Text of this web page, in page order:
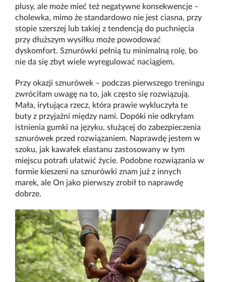
plusy, ale może mieć też negatywne konsekwencje –
cholewka, mimo że standardowo nie jest ciasna, przy
stopie szerszej lub takiej z tendencją do puchnięcia
przy dłuższym wysiłku może powodować
dyskomfort. Sznurówki pełnią tu minimalną rolę, bo
nie da się zbyt wiele wyregulować naciągiem.
Przy okazji sznurówek – podczas pierwszego treningu
zwróciłam uwagę na to, jak często się rozwiązują.
Mała, irytująca rzecz, która prawie wykluczyła te
buty z przyjaźni między nami. Dopóki nie odkryłam
istnienia gumki na języku, służącej do zabezpieczenia
sznurówek przed rozwiązaniem. Naprawdę jestem w
szoku, jak kawałek elastanu zastosowany w tym
miejscu potrafi ułatwić życie. Podobne rozwiązania w
formie kieszeni na sznurówki znam już z innych
marek, ale On jako pierwszy zrobił to naprawdę
dobrze.